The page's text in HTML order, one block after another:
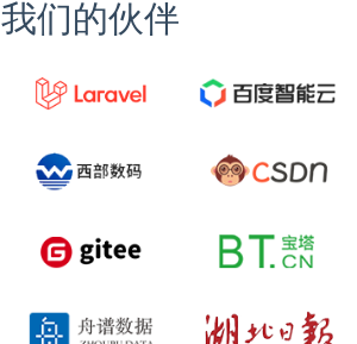
我们的伙伴